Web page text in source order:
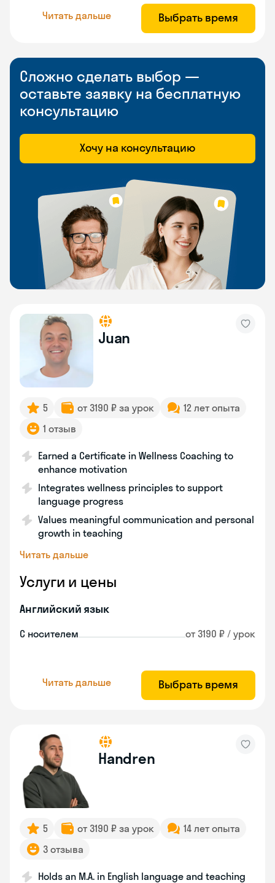
Читать дальше Выбрать время
Сложно сделать выбор —
оставьте заявку на бесплатную
консультацию
Хочу на консультацию
Juan
5 от 3190 ₽ за урок
12 лет опыта
1 отзыв
Earned a Certificate in Wellness Coaching to
enhance motivation
Integrates wellness principles to support
language progress
Values meaningful communication and personal
growth in teaching
Читать дальше
Услуги и цены
Английский язык
С носителем от 3190 ₽ / урок
Читать дальше Выбрать время
Handren
5 от 3190 ₽ за урок
14 лет опыта
3 отзыва
Holds an M.A. in English language and teaching